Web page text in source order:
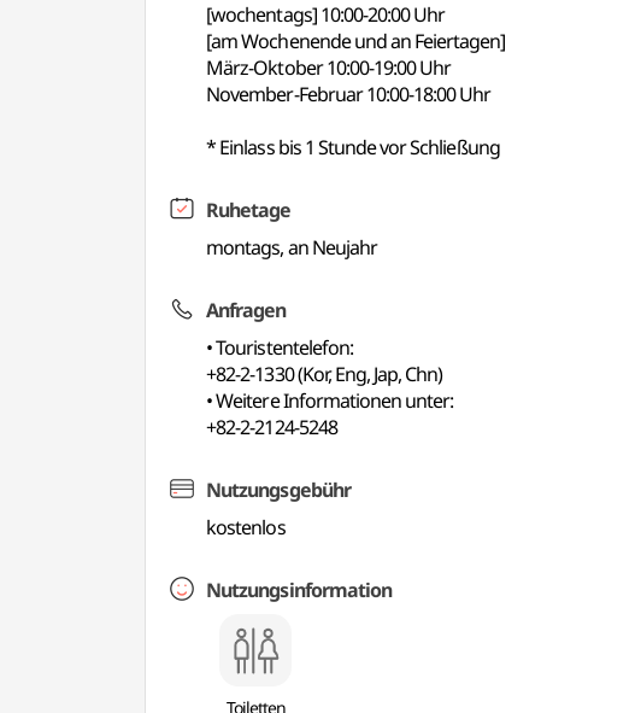
[wochentags] 10:00-20:00 Uhr
[am Wochenende und an Feiertagen]
März-Oktober 10:00-19:00 Uhr
November-Februar 10:00-18:00 Uhr
* Einlass bis 1 Stunde vor Schließung
Ruhetage
montags, an Neujahr
Anfragen
• Touristentelefon:
+82-2-1330 (Kor, Eng, Jap, Chn)
• Weitere Informationen unter:
+82-2-2124-5248
Nutzungsgebühr
kostenlos
Nutzungsinformation
Toiletten